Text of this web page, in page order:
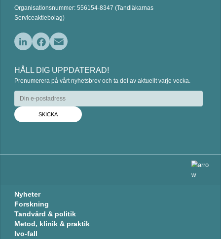
Organisationsnummer: 556154-8347 (Tandläkarnas
Serviceaktiebolag)
n
k
n
c
e
o
o
k
a
i
HÅLL DIG UPPDATERAD!
Prenumerera på vårt nyhetsbrev och ta del av aktuellt varje vecka.
Nyheter
Forskning
Tandvård & politik
Metod, klinik & praktik
Ivo-fall